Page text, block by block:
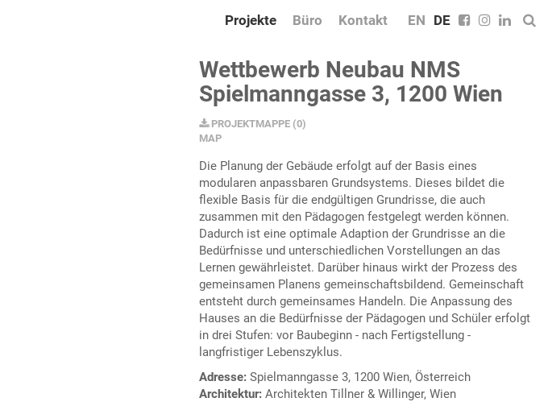
Projekte Büro Kontakt EN DE
Wettbewerb Neubau NMS
Spielmanngasse 3, 1200 Wien
PROJEKTMAPPE (0)
MAP
Die Planung der Gebäude erfolgt auf der Basis eines
modularen anpassbaren Grundsystems. Dieses bildet die
flexible Basis für die endgültigen Grundrisse, die auch
zusammen mit den Pädagogen festgelegt werden können.
Dadurch ist eine optimale Adaption der Grundrisse an die
Bedürfnisse und unterschiedlichen Vorstellungen an das
Lernen gewährleistet. Darüber hinaus wirkt der Prozess des
gemeinsamen Planens gemeinschaftsbildend. Gemeinschaft
entsteht durch gemeinsames Handeln. Die Anpassung des
Hauses an die Bedürfnisse der Pädagogen und Schüler erfolgt
in drei Stufen: vor Baubeginn - nach Fertigstellung -
langfristiger Lebenszyklus.
Adresse: Spielmanngasse 3, 1200 Wien, Österreich
Architektur: Architekten Tillner & Willinger, Wien